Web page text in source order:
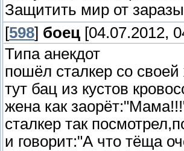
Защитить мир от
[598] боец [04.07.2012,
Типа анекдот
пошёл сталкер со
тут бац из кустов
жена как
сталкер так
и говорит:"А что тёща